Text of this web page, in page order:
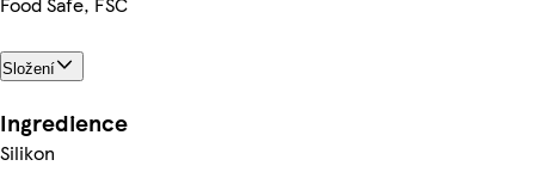
Složení
Ingredience
Silikon